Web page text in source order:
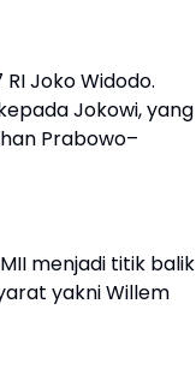
Joko Widodo.
Jokowi, yang
Prabowo–
menjadi titik balik
yakni Willem